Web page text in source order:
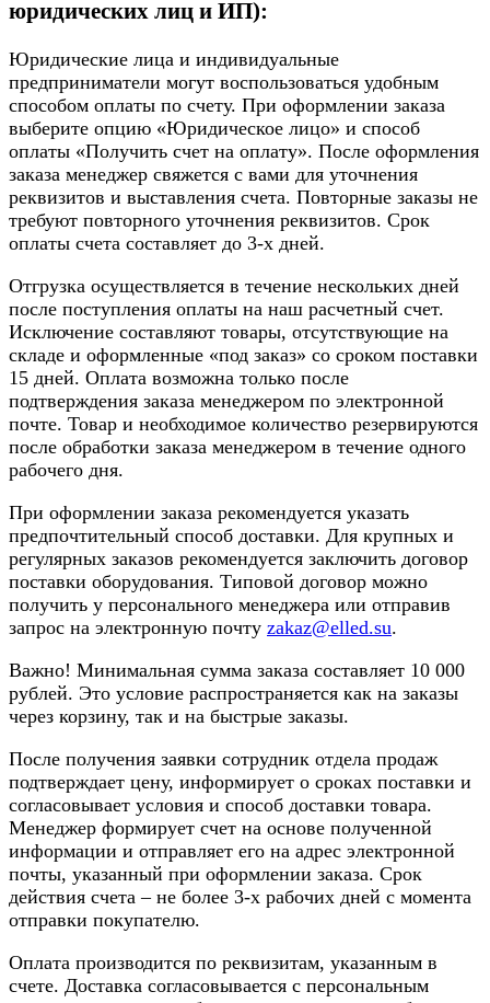
юридических лиц и ИП):
Юридические лица и индивидуальные
предприниматели могут воспользоваться удобным
способом оплаты по счету. При оформлении заказа
выберите опцию «Юридическое лицо» и способ
оплаты «Получить счет на оплату». После оформления
заказа менеджер свяжется с вами для уточнения
реквизитов и выставления счета. Повторные заказы не
требуют повторного уточнения реквизитов. Срок
оплаты счета составляет до 3-х дней.
Отгрузка осуществляется в течение нескольких дней
после поступления оплаты на наш расчетный счет.
Исключение составляют товары, отсутствующие на
складе и оформленные «под заказ» со сроком поставки
15 дней. Оплата возможна только после
подтверждения заказа менеджером по электронной
почте. Товар и необходимое количество резервируются
после обработки заказа менеджером в течение одного
рабочего дня.
При оформлении заказа рекомендуется указать
предпочтительный способ доставки. Для крупных и
регулярных заказов рекомендуется заключить договор
поставки оборудования. Типовой договор можно
получить у персонального менеджера или отправив
запрос на электронную почту zakaz@elled.su.
Важно! Минимальная сумма заказа составляет 10 000
рублей. Это условие распространяется как на заказы
через корзину, так и на быстрые заказы.
После получения заявки сотрудник отдела продаж
подтверждает цену, информирует о сроках поставки и
согласовывает условия и способ доставки товара.
Менеджер формирует счет на основе полученной
информации и отправляет его на адрес электронной
почты, указанный при оформлении заказа. Срок
действия счета – не более 3-х рабочих дней с момента
отправки покупателю.
Оплата производится по реквизитам, указанным в
счете. Доставка согласовывается с персональным